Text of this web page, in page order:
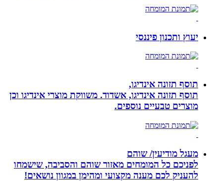
יעוץ ותכנון פיננסי
תוסף תזונה אינדיגו,
תוסף תזונה אינדיגו, אשדוד. משווקת מוצרי אינדיגו וכן
מוצרים טבעיים נוספים.
מעגל מודיעין/ שוהם
לפניכם כל המומחים מאזור שוהם והסביבה, שישמחו
להעניק לכם מענה מקצועי ומהימן במגוון נושאים!